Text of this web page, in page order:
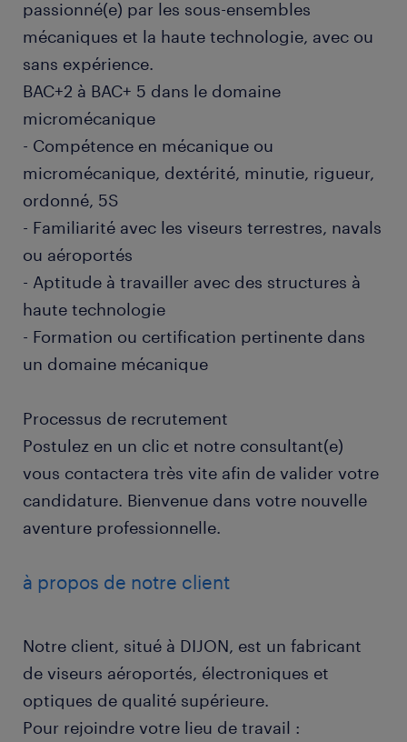
passionné(e) par les sous-ensembles
mécaniques et la haute technologie, avec ou
sans expérience.
BAC+2 à BAC+ 5 dans le domaine
micromécanique
- Compétence en mécanique ou
micromécanique, dextérité, minutie, rigueur,
ordonné, 5S
- Familiarité avec les viseurs terrestres, navals
ou aéroportés
- Aptitude à travailler avec des structures à
haute technologie
- Formation ou certification pertinente dans
un domaine mécanique
Processus de recrutement
Postulez en un clic et notre consultant(e)
vous contactera très vite afin de valider votre
candidature. Bienvenue dans votre nouvelle
aventure professionnelle.
à propos de notre client
Notre client, situé à DIJON, est un fabricant
de viseurs aéroportés, électroniques et
optiques de qualité supérieure.
Pour rejoindre votre lieu de travail :